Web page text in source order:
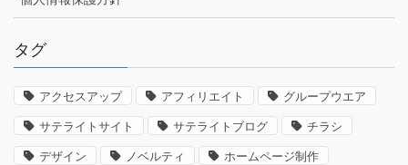
タグ
アクセスアップ アフィリエイト グループウエア
サテライトサイト サテライトブログ チラシ
デザイン ノベルティ ホームページ制作